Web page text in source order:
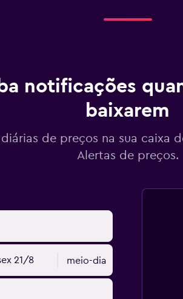
notificações
baixarem
de preços na sua caixa
Alertas de preços.
21/8 meio-dia